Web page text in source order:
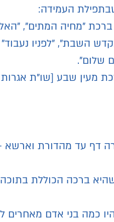
העמידה:
"מחיה המתים",
השבת", "לפניו
שלום".
מעין שבע [שו"ת
דף עד מהדורת
ברכה הכוללת
כמה בני אדם מאחרים